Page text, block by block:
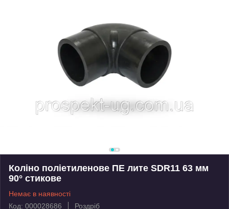
Коліно поліетиленове ПЕ лите SDR11 63 мм
90° стикове
Немає в наявності
Код: 000028686
Роздріб